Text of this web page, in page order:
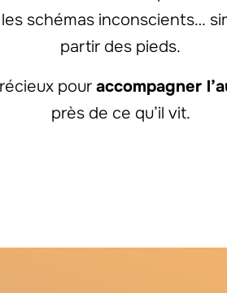
schémas inconscients…
partir des pieds.
pouraccompagner
près de ce qu’il vit.